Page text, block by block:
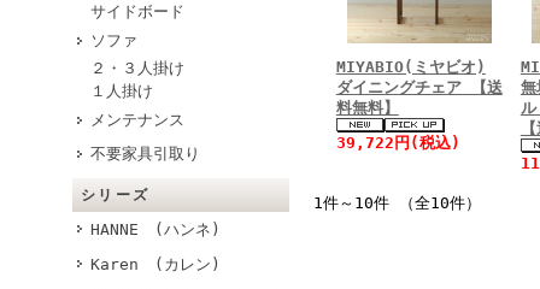
サイドボード
ソファ
２・３人掛け
１人掛け
メンテナンス
不要家具引取り
シリーズ
HANNE (ハンネ)
Karen (カレン)
MIYABIO(ミヤビオ)
ダイニングチェア 【送
料無料】
39,722円(税込)
無
ル
1件～10件 （全10件）